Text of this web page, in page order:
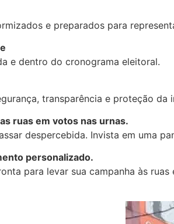
e preparados para
e dentro do cronograma eleitoral.
transparência e proteção da
ruas em votos nas urnas.
despercebida. Invista em uma
personalizado.
para levar sua campanha às